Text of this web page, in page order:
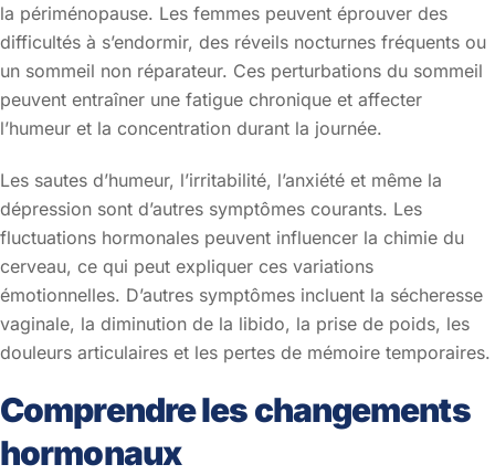
la périménopause. Les femmes peuvent éprouver des
difficultés à s’endormir, des réveils nocturnes fréquents ou
un sommeil non réparateur. Ces perturbations du sommeil
peuvent entraîner une fatigue chronique et affecter
l’humeur et la concentration durant la journée.
Les sautes d’humeur, l’irritabilité, l’anxiété et même la
dépression sont d’autres symptômes courants. Les
fluctuations hormonales peuvent influencer la chimie du
cerveau, ce qui peut expliquer ces variations
émotionnelles. D’autres symptômes incluent la sécheresse
vaginale, la diminution de la libido, la prise de poids, les
douleurs articulaires et les pertes de mémoire temporaires.
Comprendre les changements
hormonaux